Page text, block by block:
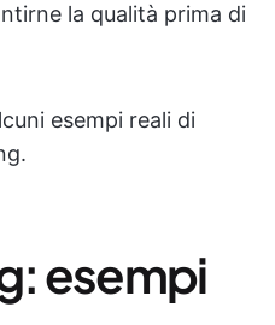
la qualità prima di
esempi reali di
esempi